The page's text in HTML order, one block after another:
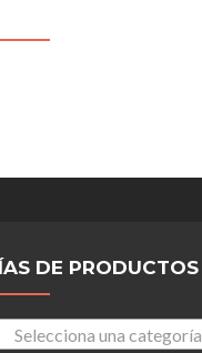
DE PRODUCTOS
Selecciona una categoría